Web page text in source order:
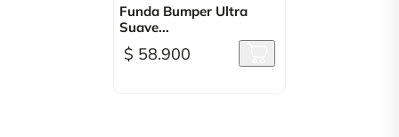
Funda Bumper Ultra
Suave...
$ 58.900